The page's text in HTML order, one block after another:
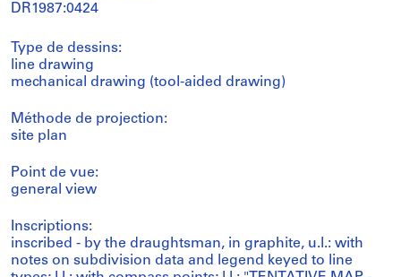
DR1987:0424
Type de dessins:
line drawing
mechanical drawing (tool-aided drawing)
Méthode de projection:
site plan
Point de vue:
general view
Inscriptions:
inscribed - by the draughtsman, in graphite, u.l.: with
notes on subdivision data and legend keyed to line